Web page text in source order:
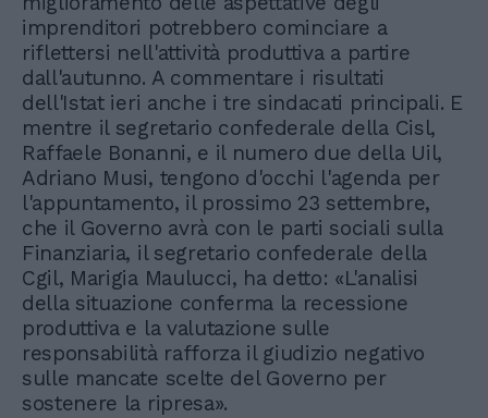
imprenditori potrebbero cominciare a
riflettersi nell'attività produttiva a partire
dall'autunno. A commentare i risultati
dell'Istat ieri anche i tre sindacati principali. E
mentre il segretario confederale della Cisl,
Raffaele Bonanni, e il numero due della Uil,
Adriano Musi, tengono d'occhi l'agenda per
l'appuntamento, il prossimo 23 settembre,
che il Governo avrà con le parti sociali sulla
Finanziaria, il segretario confederale della
Cgil, Marigia Maulucci, ha detto: «L'analisi
della situazione conferma la recessione
produttiva e la valutazione sulle
responsabilità rafforza il giudizio negativo
sulle mancate scelte del Governo per
sostenere la ripresa».